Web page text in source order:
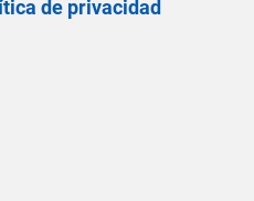
de privacidad